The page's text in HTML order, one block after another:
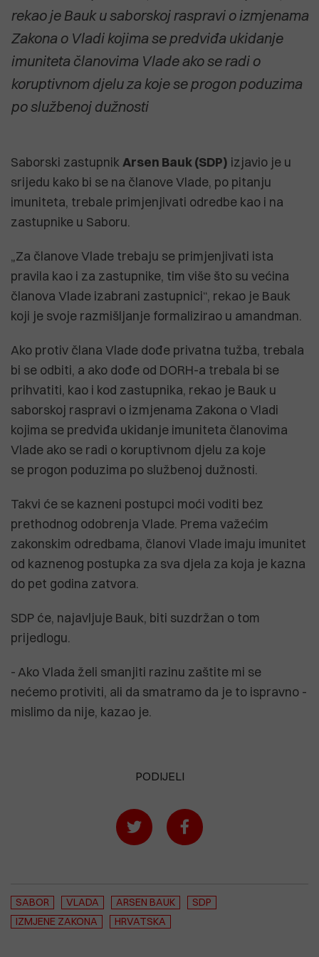
rekao je Bauk u saborskoj raspravi o izmjenama
Zakona o Vladi kojima se predviđa ukidanje
imuniteta članovima Vlade ako se radi o
koruptivnom djelu za koje se progon poduzima
po službenoj dužnosti
Saborski zastupnik Arsen Bauk (SDP) izjavio je u
srijedu kako bi se na članove Vlade, po pitanju
imuniteta, trebale primjenjivati odredbe kao i na
zastupnike u Saboru.
„Za članove Vlade trebaju se primjenjivati ista
pravila kao i za zastupnike, tim više što su većina
članova Vlade izabrani zastupnici“, rekao je Bauk
koji je svoje razmišljanje formalizirao u amandman.
Ako protiv člana Vlade dođe privatna tužba, trebala
bi se odbiti, a ako dođe od DORH-a trebala bi se
prihvatiti, kao i kod zastupnika, rekao je Bauk u
saborskoj raspravi o izmjenama Zakona o Vladi
kojima se predviđa ukidanje imuniteta članovima
Vlade ako se radi o koruptivnom djelu za koje
se progon poduzima po službenoj dužnosti.
Takvi će se kazneni postupci moći voditi bez
prethodnog odobrenja Vlade. Prema važećim
zakonskim odredbama, članovi Vlade imaju imunitet
od kaznenog postupka za sva djela za koja je kazna
do pet godina zatvora.
SDP će, najavljuje Bauk, biti suzdržan o tom
prijedlogu.
- Ako Vlada želi smanjiti razinu zaštite mi se
nećemo protiviti, ali da smatramo da je to ispravno -
mislimo da nije, kazao je.
PODIJELI
SABOR VLADA ARSEN BAUK
SDP
IZMJENE ZAKONA
HRVATSKA